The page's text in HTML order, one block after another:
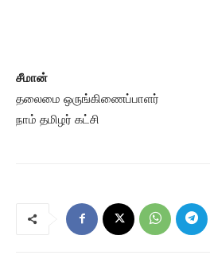
சீமான்
தலைமை ஒருங்கிணைப்பாளர்
நாம் தமிழர் கட்சி